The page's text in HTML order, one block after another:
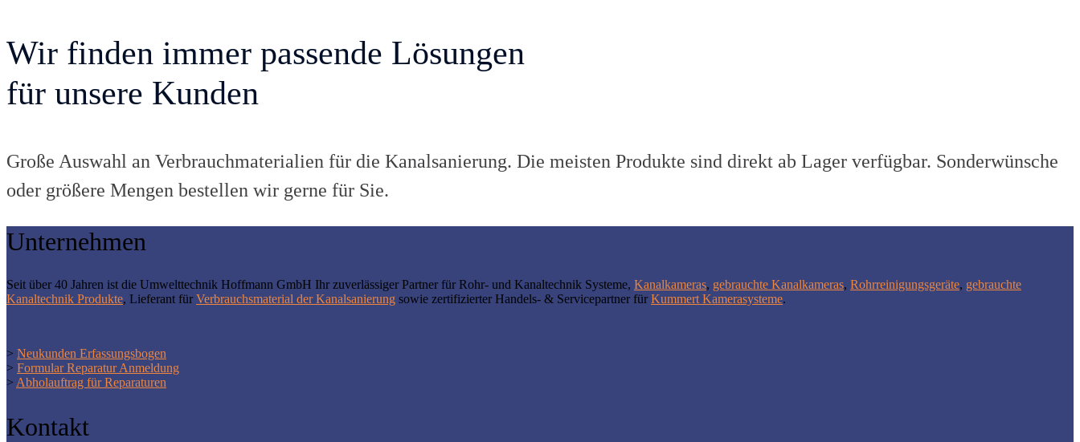
Wir finden immer passende Lösungen
für unsere Kunden
Große Auswahl an Verbrauchmaterialien für die Kanalsanierung. Die meisten Produkte sind direkt ab Lager verfügbar. Sonderwünsche
oder größere Mengen bestellen wir gerne für Sie.
Unternehmen
Seit über 40 Jahren ist die Umwelttechnik Hoffmann GmbH Ihr zuverlässiger Partner für Rohr- und Kanaltechnik Systeme, Kanalkameras, gebrauchte Kanalkameras, Rohrreinigungsgeräte, gebrauchte
Kanaltechnik Produkte, Lieferant für Verbrauchsmaterial der Kanalsanierung sowie zertifizierter Handels- & Servicepartner für Kummert Kamerasysteme.
> Neukunden Erfassungsbogen
> Formular Reparatur Anmeldung
> Abholauftrag für Reparaturen
Kontakt